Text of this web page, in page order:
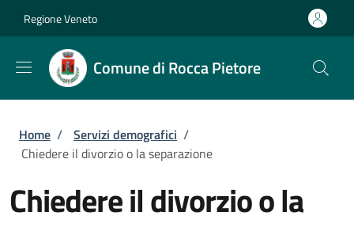
Regione Veneto
Comune di Rocca Pietore
Briciole di pane
Home / Servizi demografici /
Chiedere il divorzio o la separazione
Chiedere il divorzio o la